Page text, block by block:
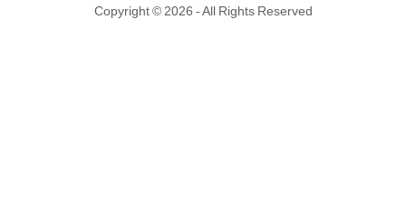
Copyright © 2026 - All Rights Reserved